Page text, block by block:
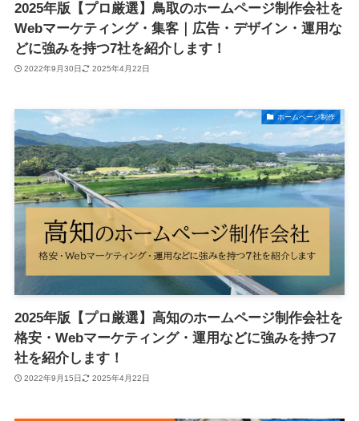
2025年版【プロ厳選】鳥取のホームページ制作会社を
Webマーケティング・集客｜広告・デザイン・運用な
どに強みを持つ7社を紹介します！
2022年9月30日 2025年4月22日
ホームページ制作
2025年版【プロ厳選】高知のホームページ制作会社を
格安・Webマーケティング・運用などに強みを持つ7
社を紹介します！
2022年9月15日 2025年4月22日